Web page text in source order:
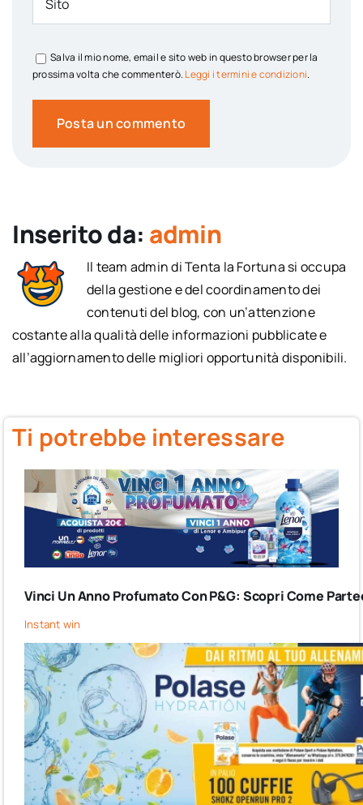
Salva il mio nome, email e sito web in questo browser per la
prossima volta che commenterò. Leggi i termini e condizioni.
Inserito da: admin
Il team admin di Tenta la Fortuna si occupa
della gestione e del coordinamento dei
contenuti del blog, con un’attenzione
costante alla qualità delle informazioni pubblicate e
all’aggiornamento delle migliori opportunità disponibili.
Ti potrebbe interessare
Vinci Un Anno Profumato Con P&G: Scopri Come
Instant win